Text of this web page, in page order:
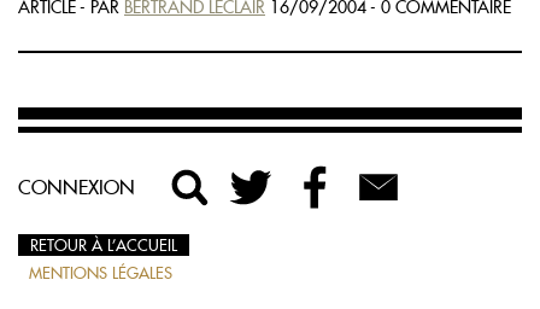
ARTICLE - PAR BERTRAND LECLAIR 16/09/2004 - 0 COMMENTAIRE
CONNEXION
RETOUR À L’ACCUEIL
MENTIONS LÉGALES